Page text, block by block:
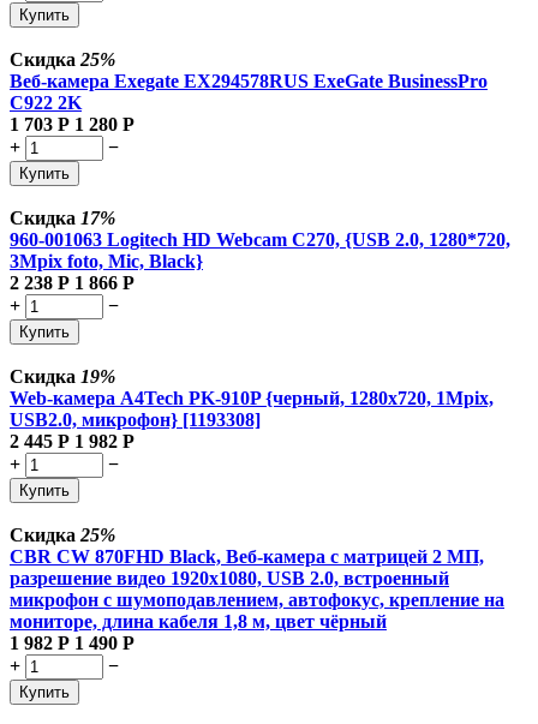
Купить
Скидка 25%
Веб-камера Exegate EX294578RUS ExeGate BusinessPro
C922 2K
1 703 Р 1 280 Р
+
−
Купить
Скидка 17%
960-001063 Logitech HD Webcam C270, {USB 2.0, 1280*720,
3Mpix foto, Mic, Black}
2 238 Р 1 866 Р
+
−
Купить
Скидка 19%
Web-камера A4Tech PK-910P {черный, 1280x720, 1Mpix,
USB2.0, микрофон} [1193308]
2 445 Р 1 982 Р
+
−
Купить
Скидка 25%
CBR CW 870FHD Black, Веб-камера с матрицей 2 МП,
разрешение видео 1920х1080, USB 2.0, встроенный
микрофон с шумоподавлением, автофокус, крепление на
мониторе, длина кабеля 1,8 м, цвет чёрный
1 982 Р 1 490 Р
+
−
Купить